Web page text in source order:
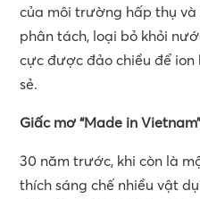
của môi trường hấp thụ và
phân tách, loại bỏ khỏi
cực được đảo chiều để ion
sẻ.
Giấc mơ “Made in Vietnam”
30 năm trước, khi còn là
thích sáng chế nhiều vật